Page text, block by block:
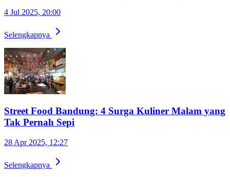
4 Jul 2025, 20:00
Selengkapnya
Street Food Bandung: 4 Surga Kuliner Malam yang
Tak Pernah Sepi
28 Apr 2025, 12:27
Selengkapnya